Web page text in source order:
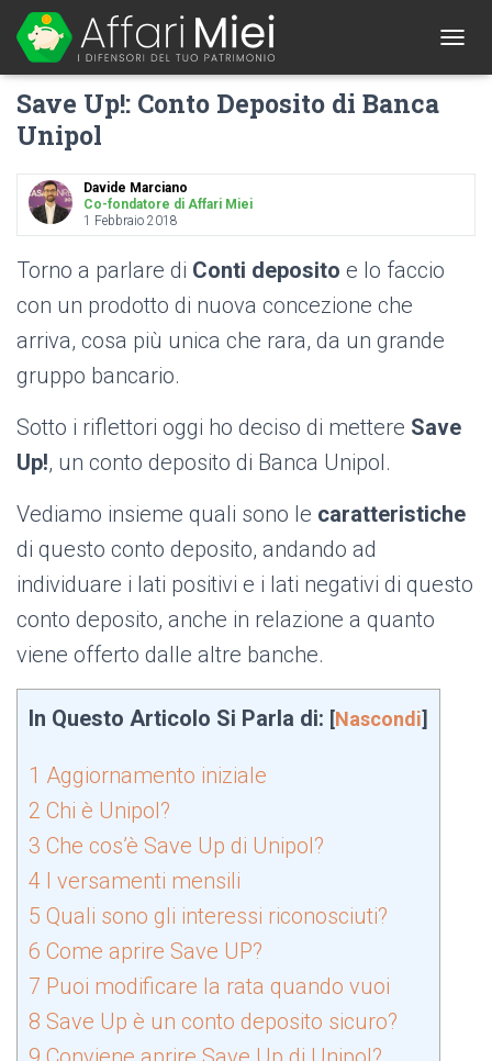
O
N
Save Up!: Conto Deposito di Banca
Unipol
Davide Marciano
Co-fondatore di Affari Miei
1 Febbraio 2018
Torno a parlare di Conti deposito e lo faccio
con un prodotto di nuova concezione che
arriva, cosa più unica che rara, da un grande
gruppo bancario.
Sotto i riflettori oggi ho deciso di mettere Save
Up!, un conto deposito di Banca Unipol.
Vediamo insieme quali sono le caratteristiche
di questo conto deposito, andando ad
individuare i lati positivi e i lati negativi di questo
conto deposito, anche in relazione a quanto
viene offerto dalle altre banche.
In Questo Articolo Si Parla di: [Nascondi]
1 Aggiornamento iniziale
2 Chi è Unipol?
3 Che cos’è Save Up di Unipol?
4 I versamenti mensili
5 Quali sono gli interessi riconosciuti?
6 Come aprire Save UP?
7 Puoi modificare la rata quando vuoi
8 Save Up è un conto deposito sicuro?